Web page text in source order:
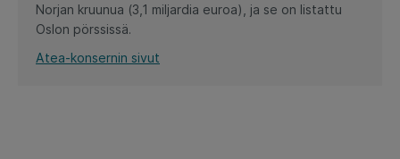
Norjan kruunua (3,1 miljardia euroa), ja se on listattu
Oslon pörssissä.
Atea-konsernin sivut